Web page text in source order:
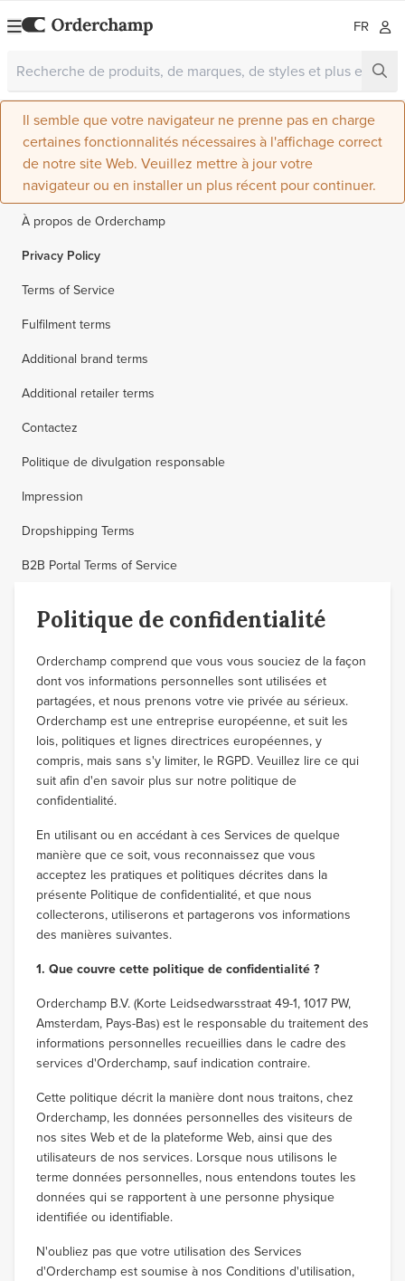
FR
Il semble que votre navigateur ne prenne pas en charge
certaines fonctionnalités nécessaires à l'affichage correct
de notre site Web. Veuillez mettre à jour votre
navigateur ou en installer un plus récent pour continuer.
À propos de Orderchamp
Privacy Policy
Terms of Service
Fulfilment terms
Additional brand terms
Additional retailer terms
Contactez
Politique de divulgation responsable
Impression
Dropshipping Terms
B2B Portal Terms of Service
Politique de confidentialité
Orderchamp comprend que vous vous souciez de la façon
dont vos informations personnelles sont utilisées et
partagées, et nous prenons votre vie privée au sérieux.
Orderchamp est une entreprise européenne, et suit les
lois, politiques et lignes directrices européennes, y
compris, mais sans s'y limiter, le RGPD. Veuillez lire ce qui
suit afin d'en savoir plus sur notre politique de
confidentialité.
En utilisant ou en accédant à ces Services de quelque
manière que ce soit, vous reconnaissez que vous
acceptez les pratiques et politiques décrites dans la
présente Politique de confidentialité, et que nous
collecterons, utiliserons et partagerons vos informations
des manières suivantes.
1. Que couvre cette politique de confidentialité ?
Orderchamp B.V. (Korte Leidsedwarsstraat 49-1, 1017 PW,
Amsterdam, Pays-Bas) est le responsable du traitement des
informations personnelles recueillies dans le cadre des
services d'Orderchamp, sauf indication contraire.
Cette politique décrit la manière dont nous traitons, chez
Orderchamp, les données personnelles des visiteurs de
nos sites Web et de la plateforme Web, ainsi que des
utilisateurs de nos services. Lorsque nous utilisons le
terme données personnelles, nous entendons toutes les
données qui se rapportent à une personne physique
identifiée ou identifiable.
N'oubliez pas que votre utilisation des Services
d'Orderchamp est soumise à nos Conditions d'utilisation,